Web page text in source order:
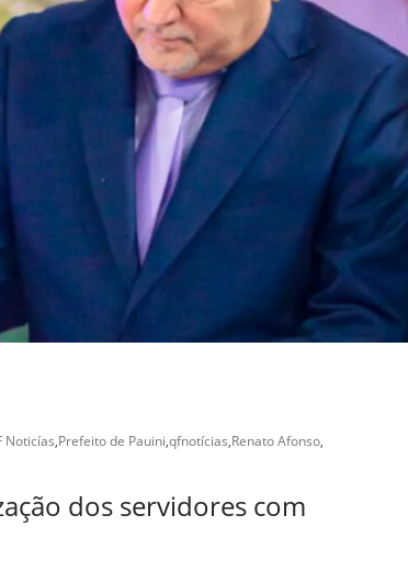
Noticías,Prefeito de Pauini,qfnotícias,Renato Afonso,
dos servidores com